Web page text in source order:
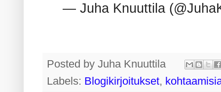
— Juha Knuuttila
Posted byJuha Knuuttila
Labels: Blogikirjoitukset,